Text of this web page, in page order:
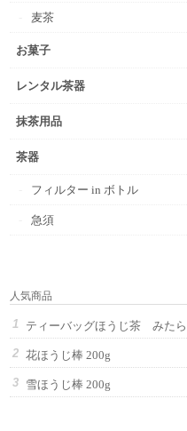
麦茶
お菓子
レンタル茶器
抹茶用品
茶器
フィルター in ボトル
急須
人気商品
ティーバッグほうじ茶 みた
花ほうじ棒 200g
雪ほうじ棒 200g